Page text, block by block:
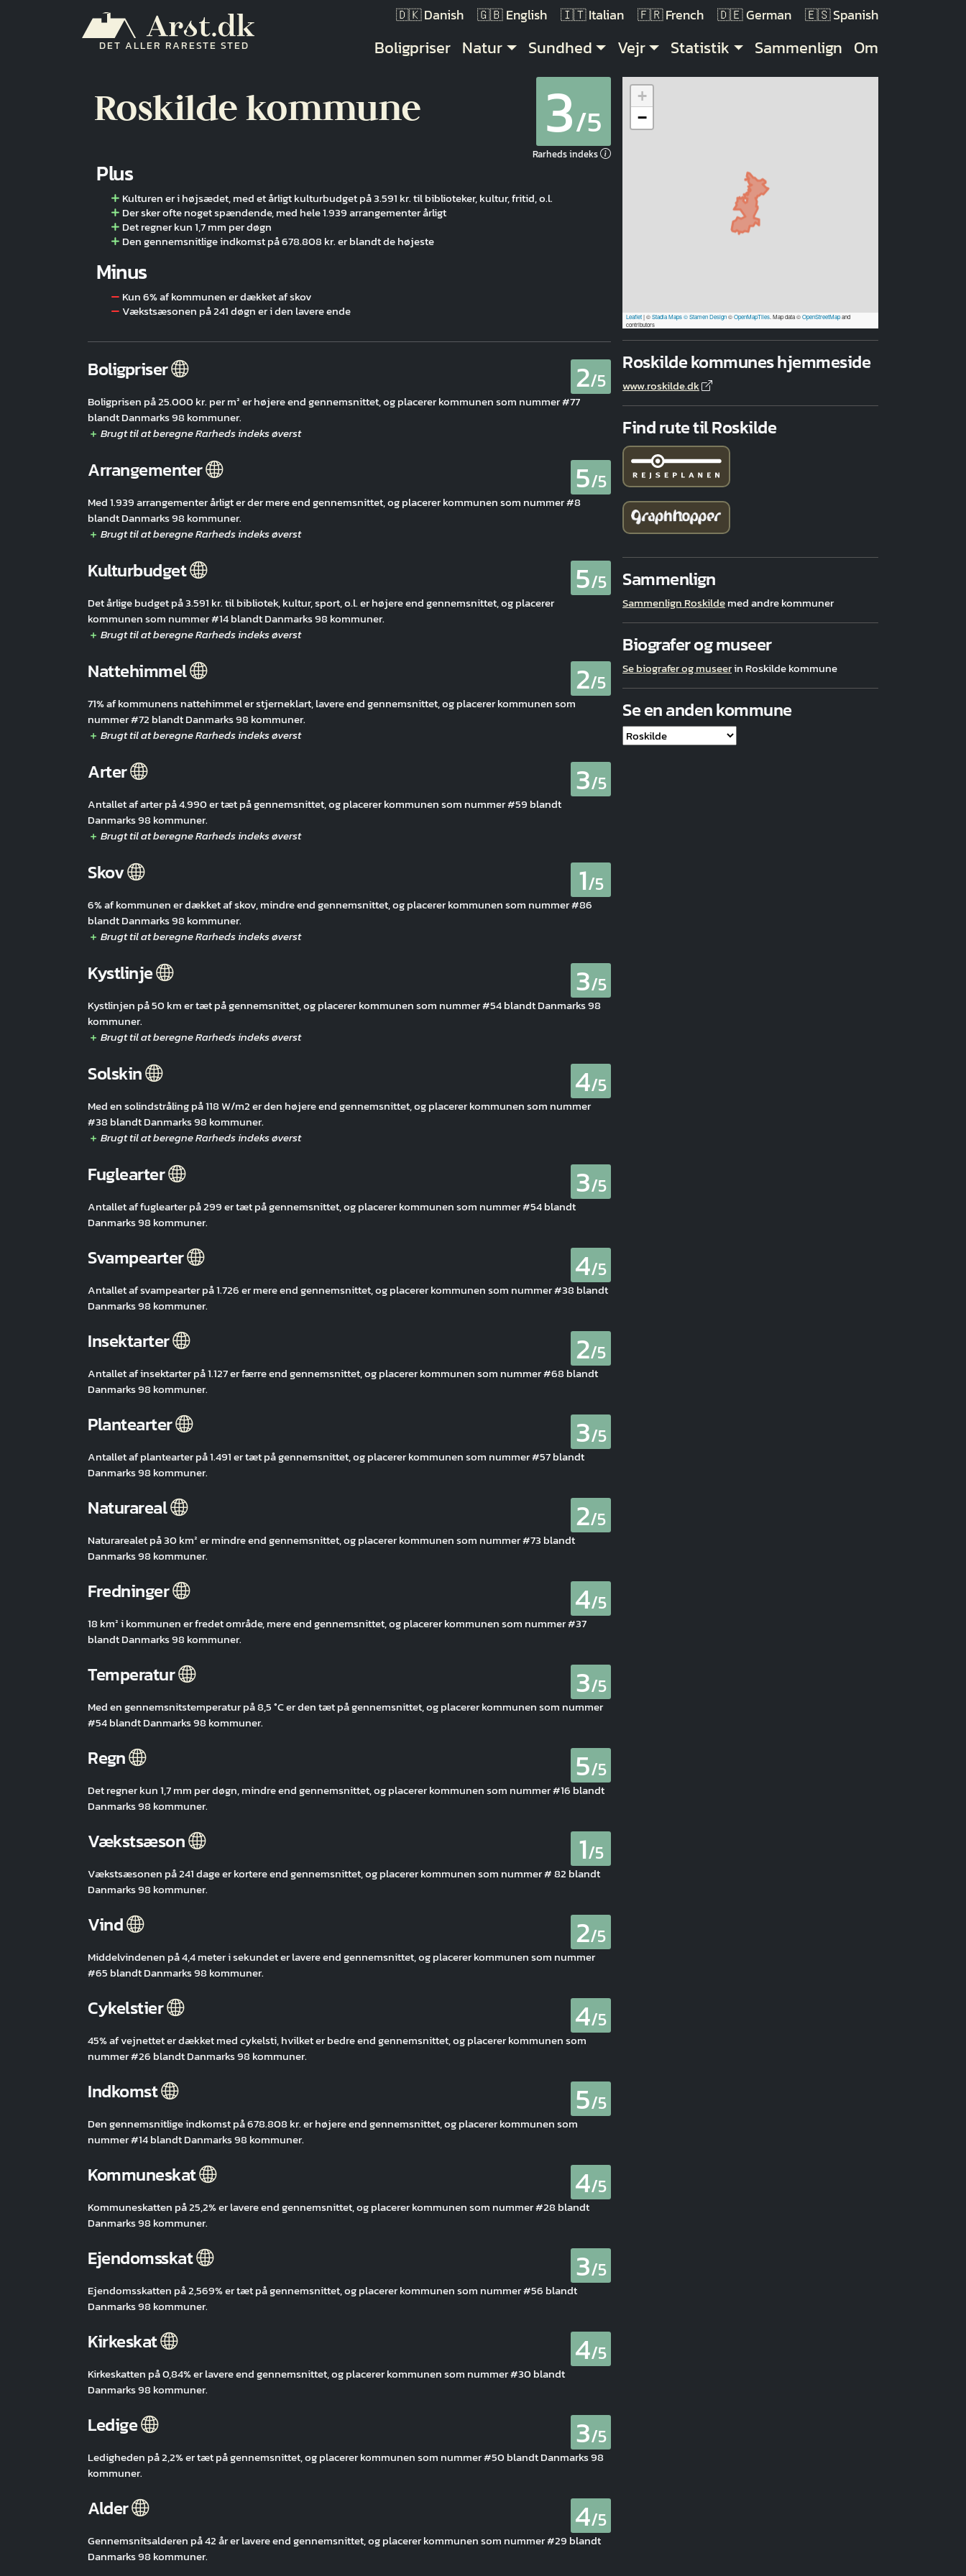
DET ALLER RARESTE STED
Danish English Italian French German Spanish
Main navigation
Boligpriser Natur Sundhed Vejr Statistik Sammenlign Om
Roskilde kommune 3/5
Rarheds indeks
Plus
Kulturen er i højsædet, med et årligt kulturbudget på 3.591 kr. til biblioteker, kultur, fritid, o.l.
Der sker ofte noget spændende, med hele 1.939 arrangementer årligt
Det regner kun 1,7 mm per døgn
Den gennemsnitlige indkomst på 678.808 kr. er blandt de højeste
Minus
Kun 6% af kommunen er dækket af skov
Vækstsæsonen på 241 døgn er i den lavere ende
Boligpriser 2/5
Boligprisen på 25.000 kr. per m² er højere end gennemsnittet, og placerer kommunen som nummer #77
blandt Danmarks 98 kommuner.
Arrangementer 5/5
Med 1.939 arrangementer årligt er der mere end gennemsnittet, og placerer kommunen som nummer #8
blandt Danmarks 98 kommuner.
Kulturbudget 5/5
Det årlige budget på 3.591 kr. til bibliotek, kultur, sport, o.l. er højere end gennemsnittet, og placerer
kommunen som nummer #14 blandt Danmarks 98 kommuner.
Nattehimmel 2/5
71% af kommunens nattehimmel er stjerneklart, lavere end gennemsnittet, og placerer kommunen som
nummer #72 blandt Danmarks 98 kommuner.
Arter 3/5
Antallet af arter på 4.990 er tæt på gennemsnittet, og placerer kommunen som nummer #59 blandt
Danmarks 98 kommuner.
Skov 1/5
6% af kommunen er dækket af skov, mindre end gennemsnittet, og placerer kommunen som nummer #86
blandt Danmarks 98 kommuner.
Kystlinje 3/5
Kystlinjen på 50 km er tæt på gennemsnittet, og placerer kommunen som nummer #54 blandt Danmarks 98
kommuner.
Solskin 4/5
Med en solindstråling på 118 W/m2 er den højere end gennemsnittet, og placerer kommunen som nummer
#38 blandt Danmarks 98 kommuner.
Fuglearter 3/5
Antallet af fuglearter på 299 er tæt på gennemsnittet, og placerer kommunen som nummer #54 blandt
Danmarks 98 kommuner.
Svampearter 4/5
Antallet af svampearter på 1.726 er mere end gennemsnittet, og placerer kommunen som nummer #38 blandt
Danmarks 98 kommuner.
Insektarter 2/5
Antallet af insektarter på 1.127 er færre end gennemsnittet, og placerer kommunen som nummer #68 blandt
Danmarks 98 kommuner.
Plantearter 3/5
Antallet af plantearter på 1.491 er tæt på gennemsnittet, og placerer kommunen som nummer #57 blandt
Danmarks 98 kommuner.
Naturareal 2/5
Naturarealet på 30 km² er mindre end gennemsnittet, og placerer kommunen som nummer #73 blandt
Danmarks 98 kommuner.
Fredninger 4/5
18 km² i kommunen er fredet område, mere end gennemsnittet, og placerer kommunen som nummer #37
blandt Danmarks 98 kommuner.
Temperatur 3/5
Med en gennemsnitstemperatur på 8,5 °C er den tæt på gennemsnittet, og placerer kommunen som nummer
#54 blandt Danmarks 98 kommuner.
Regn 5/5
Det regner kun 1,7 mm per døgn, mindre end gennemsnittet, og placerer kommunen som nummer #16 blandt
Danmarks 98 kommuner.
Vækstsæson 1/5
Vækstsæsonen på 241 dage er kortere end gennemsnittet, og placerer kommunen som nummer # 82 blandt
Danmarks 98 kommuner.
Vind 2/5
Middelvindenen på 4,4 meter i sekundet er lavere end gennemsnittet, og placerer kommunen som nummer
#65 blandt Danmarks 98 kommuner.
Cykelstier 4/5
45% af vejnettet er dækket med cykelsti, hvilket er bedre end gennemsnittet, og placerer kommunen som
nummer #26 blandt Danmarks 98 kommuner.
Indkomst 5/5
Den gennemsnitlige indkomst på 678.808 kr. er højere end gennemsnittet, og placerer kommunen som
nummer #14 blandt Danmarks 98 kommuner.
Kommuneskat 4/5
Kommuneskatten på 25,2% er lavere end gennemsnittet, og placerer kommunen som nummer #28 blandt
Danmarks 98 kommuner.
Ejendomsskat 3/5
Ejendomsskatten på 2,569% er tæt på gennemsnittet, og placerer kommunen som nummer #56 blandt
Danmarks 98 kommuner.
Kirkeskat 4/5
Kirkeskatten på 0,84% er lavere end gennemsnittet, og placerer kommunen som nummer #30 blandt
Danmarks 98 kommuner.
Ledige 3/5
Ledigheden på 2,2% er tæt på gennemsnittet, og placerer kommunen som nummer #50 blandt Danmarks 98
kommuner.
Alder 4/5
Gennemsnitsalderen på 42 år er lavere end gennemsnittet, og placerer kommunen som nummer #29 blandt
Danmarks 98 kommuner.
+
−
Leaflet|©Stadia Maps© Stamen Design©OpenMapTiles . Map data ©OpenStreetMapand
contributors
Roskilde kommunes hjemmeside
www.roskilde.dk
Find rute til Roskilde
Sammenlign
Sammenlign Roskildemed andre kommuner
Biografer og museer
Se biografer og museerin Roskilde kommune
Se en anden kommune